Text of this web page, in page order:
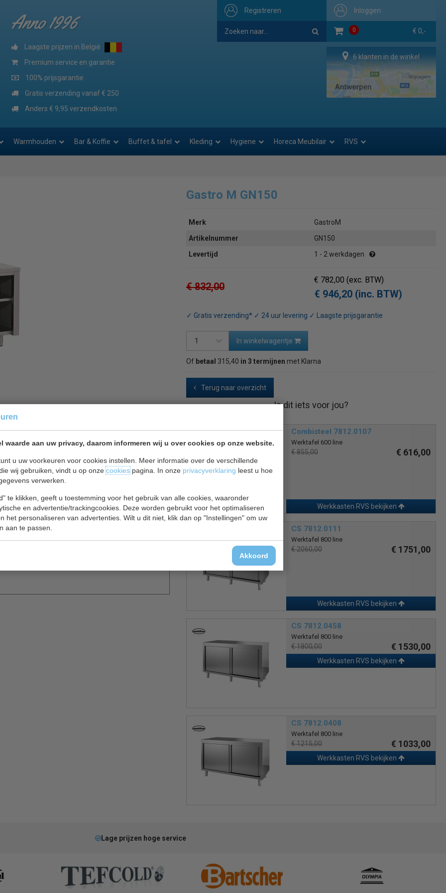
waarde aan uw privacy, daarom informeren wij u over cookies op onze website.
u uw voorkeuren voor cookies instellen. Meer informatie over de verschillende
wij gebruiken, vindt u op onzecookiespagina. In onze privacyverklaring leest u hoe
verwerken.
te klikken, geeft u toestemming voor het gebruik van alle cookies, waaronder
en advertentie/trackingcookies. Deze worden gebruikt voor het optimaliseren
het personaliseren van advertenties. Wilt u dit niet, klik dan op "Instellingen" om uw
aan te passen.
Akkoord
Inloggen
0 € 0,-
Registreren
Anno 1996
Laagste prijzen in België
Premium service en garantie
100% prijsgarantie
Gratis verzending vanaf € 250
Anders € 9,95 verzendkosten
6 klanten in de winkel
Warmhouden Bar & Koffie Buffet & tafel Kleding Hygiene Horeca Meubilair RVS
Gastro M GN150
Merk
GastroM
Artikelnummer
GN150
Levertijd
1 - 2 werkdagen
€ 832,00
€ 782,00(exc. BTW)
€ 946,20 (inc. BTW)
✓ Gratis verzending* ✓ 24 uur levering ✓ Laagste prijsgarantie
In winkelwagentje
Of betaal 315,40 in 3 termijnen met Klarna
Terug naar overzicht
430.
worden verhoogd tot 92cm.
18mm. Met ronde poten.
Is dit iets voor jou?
Combisteel 7812.0107
Werktafel 600 line
€ 855,00 € 616,00
Werkkasten RVS bekijken
CS 7812.0111
Werktafel 800 line
€ 2060,00 € 1751,00
Werkkasten RVS bekijken
CS 7812.0458
Werktafel 800 line
€ 1800,00 € 1530,00
Werkkasten RVS bekijken
CS 7812.0408
Werktafel 800 line
€ 1215,00 € 1033,00
Werkkasten RVS bekijken
Lage prijzen hoge service